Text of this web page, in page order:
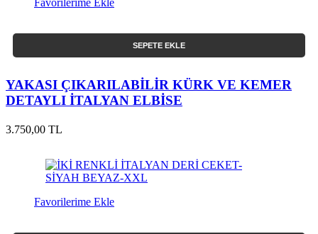
SEPETE EKLE
YAKASI ÇIKARILABİLİR KÜRK VE KEMER
DETAYLI İTALYAN ELBİSE
3.750,00 TL
Favorilerime Ekle